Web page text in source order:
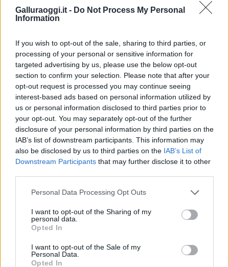
Galluraoggi.it - Do Not Process My Personal
Information
If you wish to opt-out of the sale, sharing to third parties, or
processing of your personal or sensitive information for
targeted advertising by us, please use the below opt-out
section to confirm your selection. Please note that after your
opt-out request is processed you may continue seeing
interest-based ads based on personal information utilized by
us or personal information disclosed to third parties prior to
your opt-out. You may separately opt-out of the further
disclosure of your personal information by third parties on the
IAB’s list of downstream participants. This information may
also be disclosed by us to third parties on the IAB’s List of
Downstream Participants that may further disclose it to other
Please note that this website/app uses one or more Google
not limited to your visit or usage behaviour. You may click to
grant or deny consent to Google and its third-party tags to
use your data for below specified purposes in below Google
consent section.
Personal Data Processing Opt Outs
I want to opt-out of the Sharing of my
personal data.
Opted In
I want to opt-out of the Sale of my
Personal Data.
Opted In
TEMI: Roberto Li Gioi
Entra nel canale telegram di
GalluraOggi.it
Inviaci le tue segnalazioni,
i tuoi video e le tue foto
Su WhatsApp al numero +39
345 356 7512
Ricevi le nostre ultime news